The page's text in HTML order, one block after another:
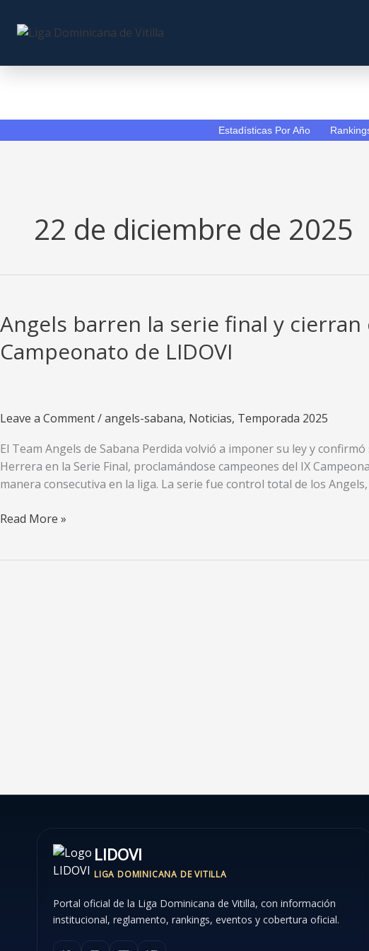
Estadísticas Por Año
22 de diciembre de 2025
Angels barren la serie final y
Campeonato de LIDOVI
Leave a Comment/angels-sabana, Noticias, Temporada 2025
El Team Angels de Sabana Perdida volvió a imponer su ley y
Herrera en la Serie Final, proclamándose campeones del IX
manera consecutiva en la liga. La serie fue control total de los
Angels
Read More »
LIDOVI
LIGA DOMINICANA DE VITILLA
Portal oficial de la Liga Dominicana de Vitilla, con información
institucional, reglamento, rankings, eventos y cobertura oficial.